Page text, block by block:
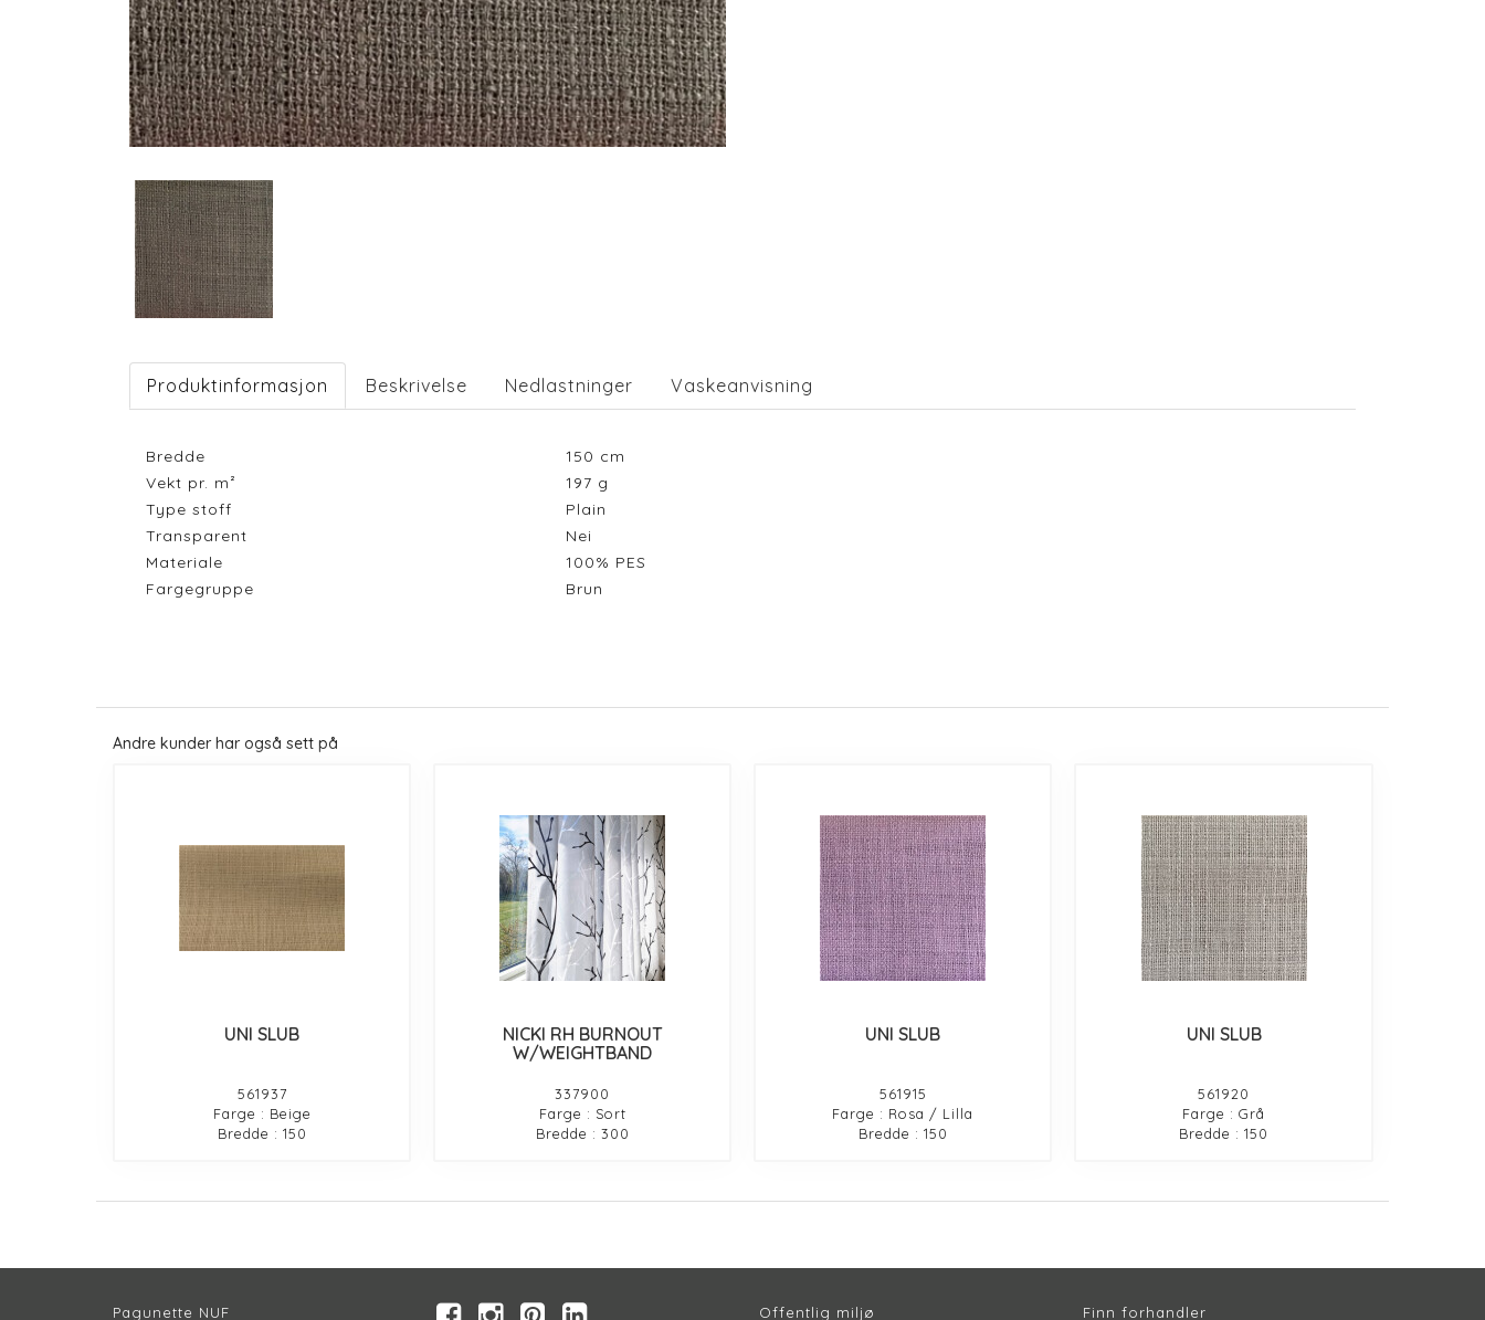
Produktinformasjon Beskrivelse Nedlastninger Vaskeanvisning
Bredde 150 cm
Vekt pr. m²
197 g
Type stoff
Plain
Transparent
Nei
Materiale
100% PES
Fargegruppe
Brun
Andre kunder har også sett på
UNI SLUB
561937
Farge : Beige
Bredde : 150
NICKI RH BURNOUT
W/WEIGHTBAND
337900
Farge : Sort
Bredde : 300
UNI SLUB
561915
Farge : Rosa / Lilla
Bredde : 150
UNI SLUB
561920
Farge : Grå
Bredde : 150
Pagunette NUF Offentlig miljø Finn forhandler